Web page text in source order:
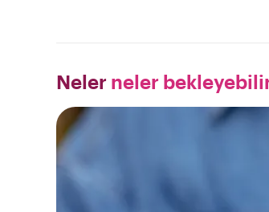
Neler neler